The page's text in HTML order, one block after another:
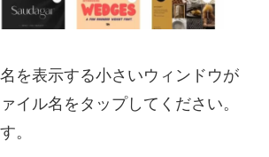
を表示する小さいウィンドウが
イル名をタップしてください。
。